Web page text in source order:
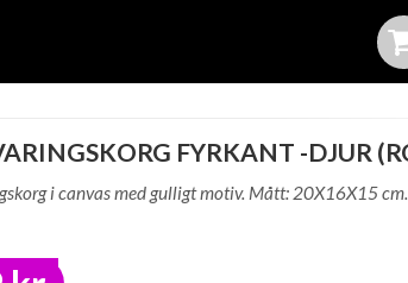
FYRKANT -DJUR
i canvas med gulligt motiv. Mått: 20X16X15